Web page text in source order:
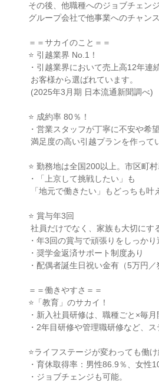
その後、他職種へのジョブチェンジ
グループ会社で他事業へのチャン
＝＝サカイのこと＝＝
⭐ 引越業界 No.1！
・引越業界において売上高12年連
⭐ 成約率 80％！
・営業スタッフが丁寧に不安や希
⭐ 勤務地は全国200以上。市区町村
・「上京して挑戦したい」も
⭐ 賞与年3回
・年3回の賞与で頑張りをしっかり
・奨学金返済サポート制度あり
・配偶者誕生日祝い金有（5万円／
＝＝働きやすさ＝＝
⭐「教育」のサカイ！
・新入社員研修は、職種ごと×毎月
・2年目研修や管理職研修など、ス
⭐ライフステージが変わっても働け
・育休取得率：男性86.9％、女性
・ジョブチェンジも可能。